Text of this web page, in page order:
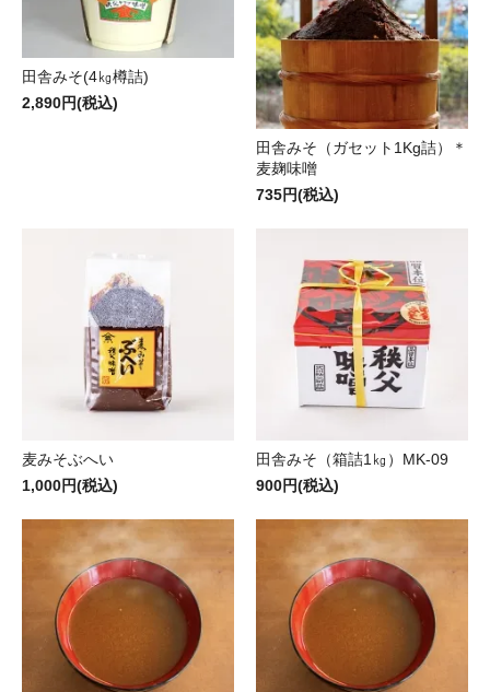
田舎みそ(4㎏樽詰)
2,890円(税込)
田舎みそ（ガセット1Kg詰）＊
麦麹味噌
735円(税込)
麦みそぶへい
1,000円(税込)
田舎みそ（箱詰1㎏）MK-09
900円(税込)